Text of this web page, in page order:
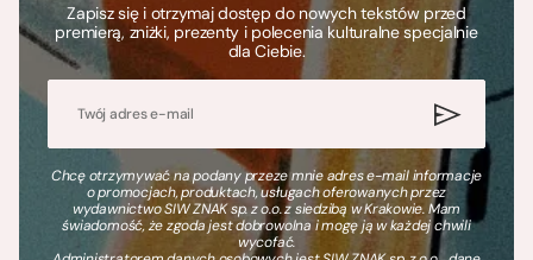
Zapisz się i otrzymaj dostęp do nowych tekstów przed
premierą, zniżki, prezenty i polecenia kulturalne specjalnie
dla Ciebie.
Chcę otrzymywać na podany przeze mnie adres e-mail informacje
o promocjach, produktach, usługach oferowanych przez
wydawnictwo SIW ZNAK sp. z o.o. z siedzibą w Krakowie. Mam
świadomość, że zgoda jest dobrowolna i mogę ją w każdej chwili
wycofać.